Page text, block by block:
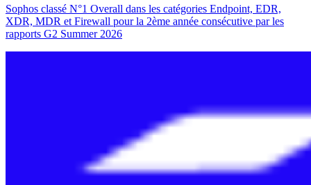
Sophos classé N°1 Overall dans les catégories Endpoint, EDR,
XDR, MDR et Firewall pour la 2ème année consécutive par les
rapports G2 Summer 2026